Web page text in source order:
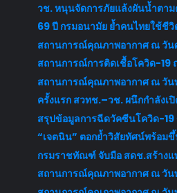
วช. หนุนจัดการภัยแล้งผันน้ำตาม
69 ปี กรมอนามัย ย้ำคนไทยใช้ชี
สถานการณ์คุณภาพอากาศ ณ วัน
สถานการณ์การติดเชื้อโควิด-19
สถานการณ์คุณภาพอากาศ ณ วัน
ครั้งแรก สวทช.–วช. ผนึกกำลังเปิ
สรุปข้อมูลการฉีดวัคซีนโควิด-19
“เจตนิน” ตอกย้ำวิสัยทัศน์พร้อม
กรมราชทัณฑ์ จับมือ สดช.สร้าง
สถานการณ์คุณภาพอากาศ ณ วัน